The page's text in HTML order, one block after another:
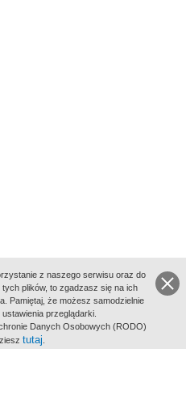
z naszego serwisu oraz do
plików, to zgadzasz się na ich
Pamiętaj, że możesz samodzielnie
przeglądarki.
Danych Osobowych (RODO)
tutaj